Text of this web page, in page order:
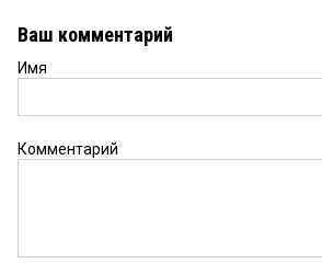
Ваш комментарий
Имя
Комментарий